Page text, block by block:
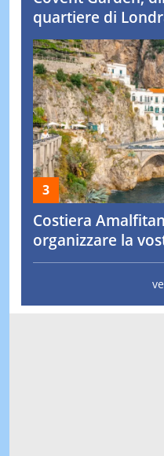
quartiere di
Costiera
organizzare la